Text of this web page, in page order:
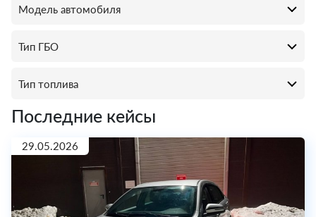
Последние кейсы
29.05.2026